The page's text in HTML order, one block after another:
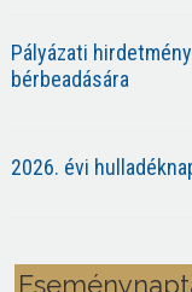
Pályázati
bérbeadására
2026. évi